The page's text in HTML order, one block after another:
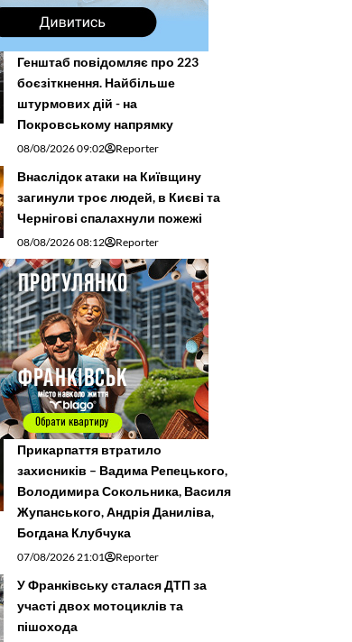
Генштаб повідомляє про 223
боєзіткнення. Найбільше
штурмових дій - на
Покровському напрямку
08/08/2026 09:02 Reporter
Внаслідок атаки на Київщину
загинули троє людей, в Києві та
Чернігові спалахнули пожежі
08/08/2026 08:12 Reporter
Прикарпаття втратило
захисників – Вадима Репецького,
Володимира Сокольника, Василя
Жупанського, Андрія Даниліва,
Богдана Клубчука
07/08/2026 21:01 Reporter
У Франківську сталася ДТП за
участі двох мотоциклів та
пішохода